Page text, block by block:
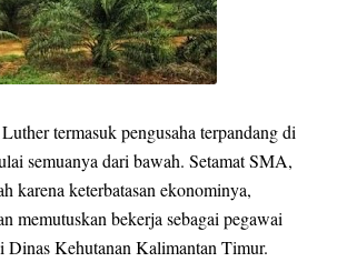
termasuk pengusaha terpandang di
semuanya dari bawah. Setamat SMA,
karena keterbatasan ekonominya,
memutuskan bekerja sebagai pegawai
Dinas Kehutanan Kalimantan Timur.